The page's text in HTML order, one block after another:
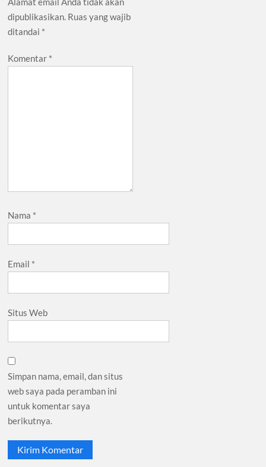
dipublikasikan. Ruas yang wajib
ditandai *
Komentar *
Nama *
Email *
Situs Web
Simpan nama, email, dan situs
web saya pada peramban ini
untuk komentar saya
berikutnya.